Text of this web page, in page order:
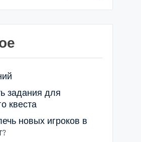
задания для
квеста
новых игроков в